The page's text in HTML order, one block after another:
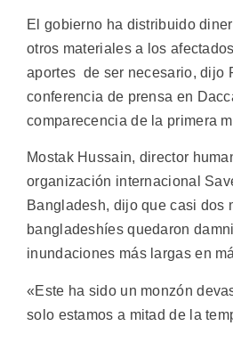
El gobierno ha distribuido
otros materiales a los
aportes de ser necesario, dijo
conferencia de prensa en
comparecencia de la primera
Mostak Hussain, director
organización internacional
Bangladesh, dijo que casi dos
bangladeshíes quedaron
inundaciones más largas en
«Este ha sido un monzón
solo estamos a mitad de la